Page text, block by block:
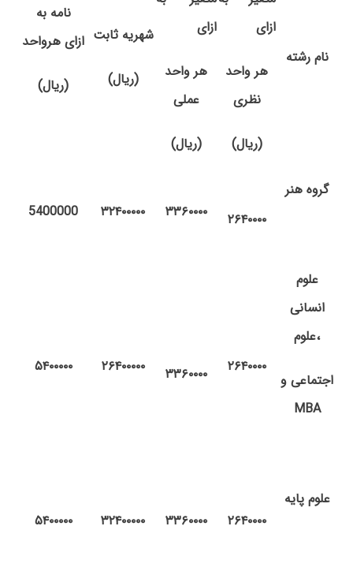
نام رشته
ازای
هر واحد
نظری
(ریال)
ازای
هر واحد
عملی
(ریال)
شهریه ثابت
(ریال)
نامه به
ازای هرواحد
(ریال)
گروه هنر
۲۶۴۰۰۰۰
۳۳۶۰۰۰۰ ۳۲۴۰۰۰۰۰ 5400000
علوم
انسانی
،علوم
اجتماعی و
MBA
۲۶۴۰۰۰۰ ۳۳۶۰۰۰۰ ۲۶۴۰۰۰۰۰ ۵۴۰۰۰۰۰
علوم پایه
۲۶۴۰۰۰۰
۳۳۶۰۰۰۰ ۳۲۴۰۰۰۰۰ ۵۴۰۰۰۰۰